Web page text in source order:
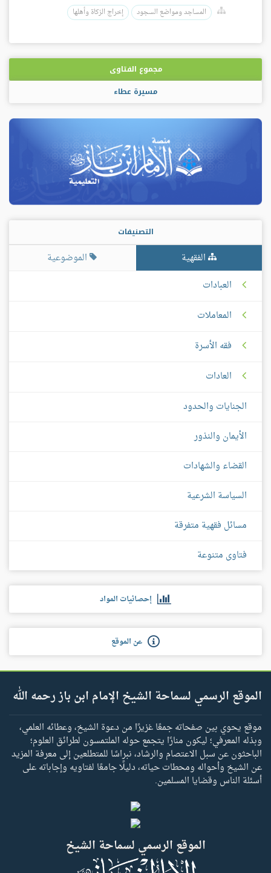
المساجد ومواضع السجود إخراج الزكاة وأهلها
مجموع الفتاوى
مسيرة عطاء
التصنيفات
الفقهية
الموضوعية
العبادات
المعاملات
فقه الأسرة
العادات
الجنايات والحدود
الأيمان والنذور
القضاء والشهادات
السياسة الشرعية
مسائل فقهية متفرقة
فتاوى متنوعة
إحصائيات المواد
عن الموقع
الموقع الرسمي لسماحة الشيخ الإمام ابن باز رحمه الله
موقع يحوي بين صفحاته جمعًا غزيرًا من دعوة الشيخ، وعطائه العلمي،
وبذله المعرفي؛ ليكون منارًا يتجمع حوله الملتمسون لطرائق العلوم؛
الباحثون عن سبل الاعتصام والرشاد، نبراسًا للمتطلعين إلى معرفة المزيد
عن الشيخ وأحواله ومحطات حياته، دليلًا جامعًا لفتاويه وإجاباته على
أسئلة الناس وقضايا المسلمين.
الموقع الرسمي لسماحة الشيخ